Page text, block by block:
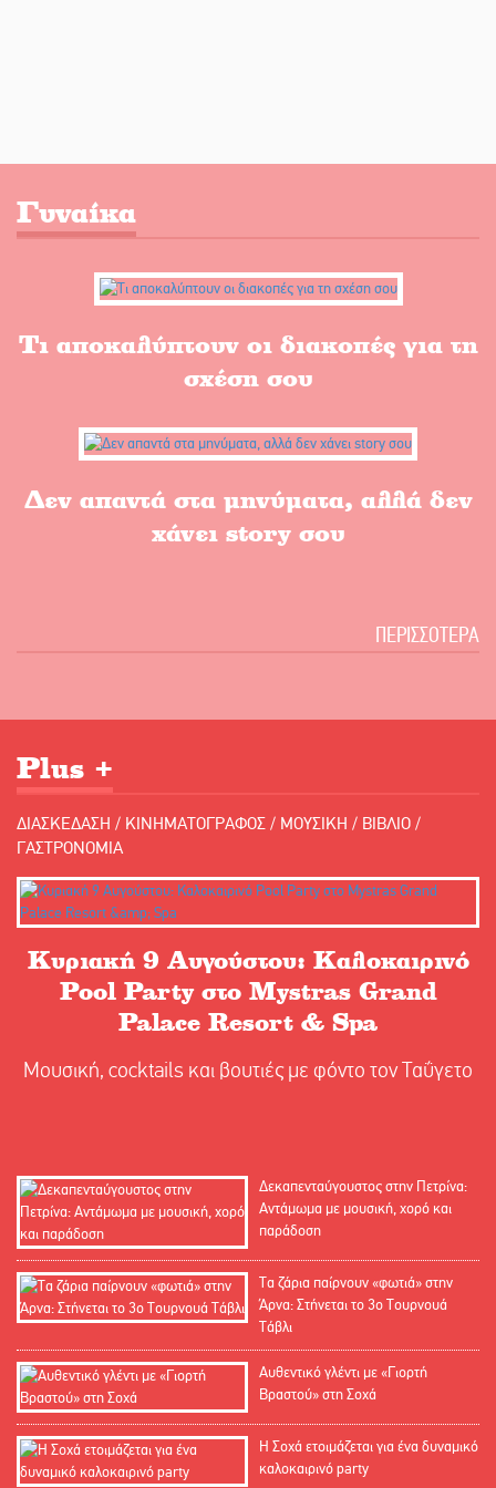
Γυναίκα
Τι αποκαλύπτουν οι διακοπές για τη
σχέση σου
Δεν απαντά στα μηνύματα, αλλά δεν
χάνει story σου
ΠΕΡΙΣΣΟΤΕΡΑ
Plus +
ΔΙΑΣΚΕΔΑΣΗ / ΚΙΝΗΜΑΤΟΓΡΑΦΟΣ / ΜΟΥΣΙΚΗ / ΒΙΒΛΙΟ /
ΓΑΣΤΡΟΝΟΜΙΑ
Κυριακή 9 Αυγούστου: Καλοκαιρινό
Pool Party στο Mystras Grand
Palace Resort & Spa
Μουσική, cocktails και βουτιές με φόντο τον Ταΰγετο
Δεκαπενταύγουστος στην Πετρίνα:
Αντάμωμα με μουσική, χορό και
παράδοση
Τα ζάρια παίρνουν «φωτιά» στην
Άρνα: Στήνεται το 3ο Τουρνουά
Τάβλι
Αυθεντικό γλέντι με «Γιορτή
Βραστού» στη Σοχά
Η Σοχά ετοιμάζεται για ένα δυναμικό
καλοκαιρινό party